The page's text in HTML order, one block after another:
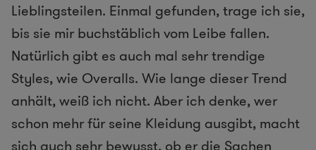
Lieblingsteilen. Einmal gefunden, trage ich sie,
bis sie mir buchstäblich vom Leibe fallen.
Natürlich gibt es auch mal sehr trendige
Styles, wie ​Overalls​. Wie lange dieser Trend
anhält, weiß ich nicht. Aber ich denke, wer
schon mehr für seine Kleidung ausgibt, macht
sich auch sehr bewusst, ob er die Sachen